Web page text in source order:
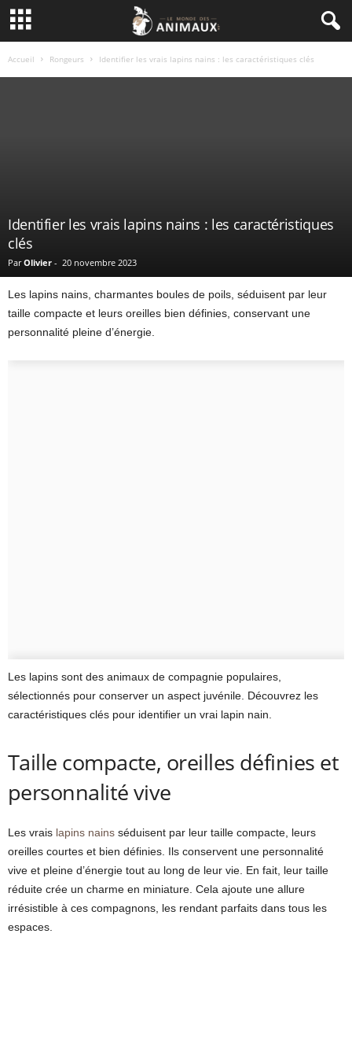
Accueil Rongeurs Identifier les vrais lapins nains : les caractéristiques clés
Identifier les vrais lapins nains : les caractéristiques
clés
Par Olivier - 20 novembre 2023
Les lapins nains, charmantes boules de poils, séduisent par leur
taille compacte et leurs oreilles bien définies, conservant une
personnalité pleine d’énergie.
Les lapins sont des animaux de compagnie populaires,
sélectionnés pour conserver un aspect juvénile. Découvrez les
caractéristiques clés pour identifier un vrai lapin nain.
Taille compacte, oreilles définies et
personnalité vive
Les vrais lapins nains séduisent par leur taille compacte, leurs
oreilles courtes et bien définies. Ils conservent une personnalité
vive et pleine d’énergie tout au long de leur vie. En fait, leur taille
réduite crée un charme en miniature. Cela ajoute une allure
irrésistible à ces compagnons, les rendant parfaits dans tous les
espaces.